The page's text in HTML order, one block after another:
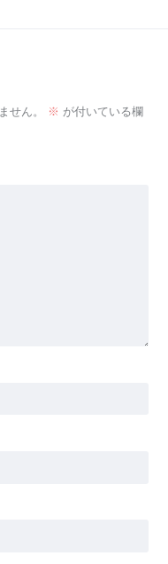
せん。 ※ が付いている欄